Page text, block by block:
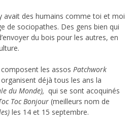
avait des humains comme toi et moi
de sociopathes. Des gens bien qui
du bois pour les autres, en
les assos Patchwork
déjà tous les ans la
du Monde), qui se sont acoquinés
Toc Bonjour (meilleurs nom de
les 14 et 15 septembre.